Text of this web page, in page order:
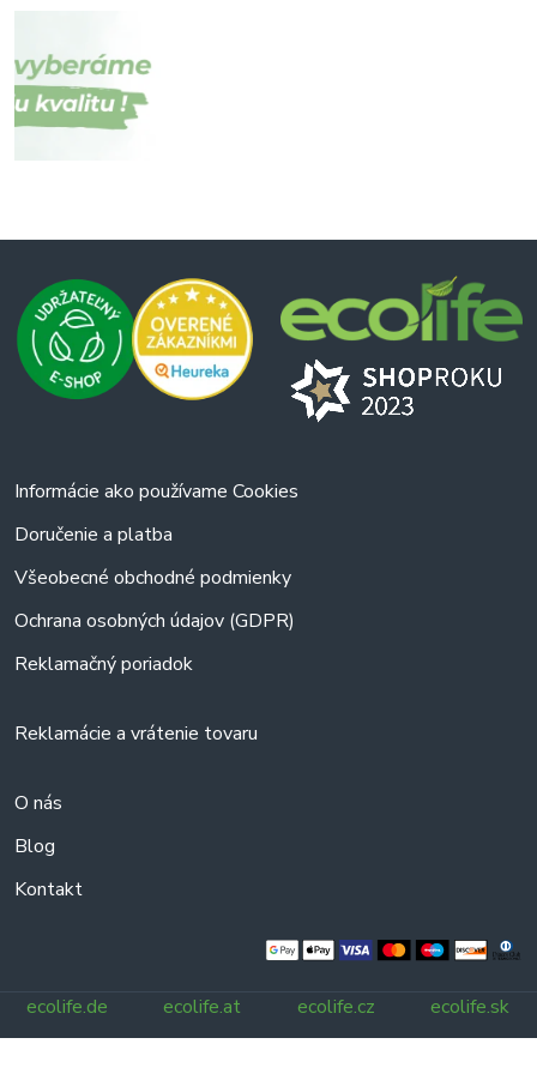
Informácie ako používame Cookies
Doručenie a platba
Všeobecné obchodné podmienky
Ochrana osobných údajov (GDPR)
Reklamačný poriadok
Reklamácie a vrátenie tovaru
O nás
Blog
Kontakt
ecolife.de ecolife.at ecolife.cz ecolife.sk